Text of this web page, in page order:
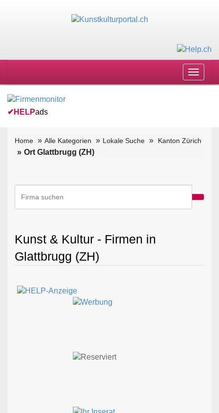
Toggle
✔ HELPads
Home Alle Kategorien Lokale Suche Kanton Zürich
Ort Glattbrugg (ZH)
Kunst & Kultur - Firmen in
Glattbrugg (ZH)